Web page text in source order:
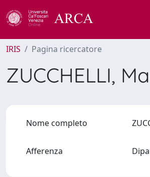
IRIS Pagina ricercatore
ZUCCHELLI,
Nome completo
Afferenza